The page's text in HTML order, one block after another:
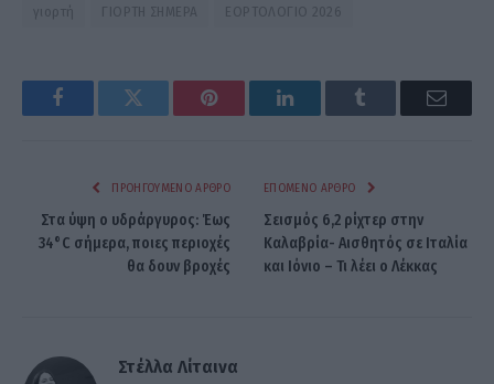
γιορτή ΓΙΟΡΤΗ ΣΗΜΕΡΑ ΕΟΡΤΟΛΟΓΙΟ 2026
FacebookTwitter Pinterest LinkedInTumblr Email
ΠΡΟΗΓΟΎΜΕΝΟ ΆΡΘΡΟ
Στα ύψη ο υδράργυρος: Έως
34°C σήμερα, ποιες περιοχές
θα δουν βροχές
ΕΠΌΜΕΝΟ ΆΡΘΡΟ
Σεισμός 6,2 ρίχτερ στην
Καλαβρία- Αισθητός σε Ιταλία
και Ιόνιο – Τι λέει ο Λέκκας
Στέλλα Λίταινα